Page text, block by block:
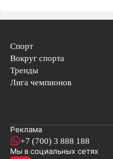
Спорт
Вокруг спорта
Тренды
Лига чемпионов
Реклама
+7 (700) 3 888 188
Мы в социальных сетях